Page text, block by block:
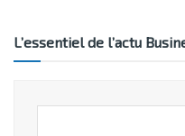
L’essentiel de l’actu